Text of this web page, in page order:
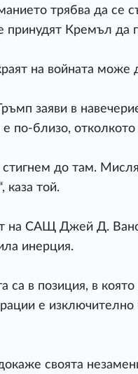
трябва да се
принудят Кремъл да
на войната може
заяви в
по-близо, отколкото
до там.
каза той.
на САЩ Джей Д. Ванс
инерция.
са в позиция, в
е изключително
своята